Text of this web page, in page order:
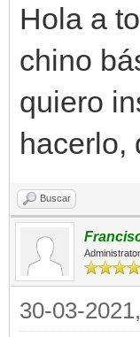
Hola a
chino
quiero
hacerlo,
Buscar
Administrator
30-03-